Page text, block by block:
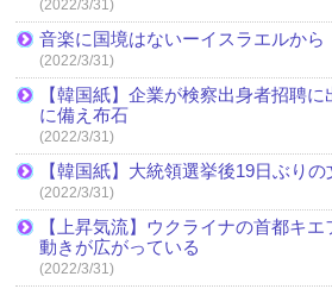
(2022/3/31)
音楽に国境はないーイスラエルから
(2022/3/31)
【韓国紙】企業が検察出身者招聘
に備え布石
(2022/3/31)
【韓国紙】大統領選挙後19日ぶり
(2022/3/31)
【上昇気流】ウクライナの首都キ
動きが広がっている
(2022/3/31)